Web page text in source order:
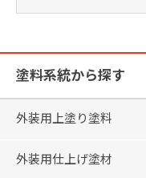
塗料系統から探す
外装用上塗り塗料
外装用仕上げ塗材